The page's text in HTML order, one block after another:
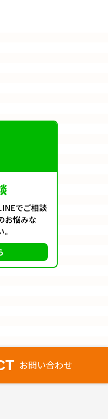
でご相談
お悩みな
お問い合わせ